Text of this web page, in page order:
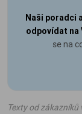
Naši poradci
odpovídat na
se na
Texty od